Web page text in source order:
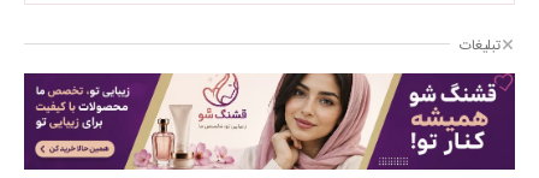
تبلیغات